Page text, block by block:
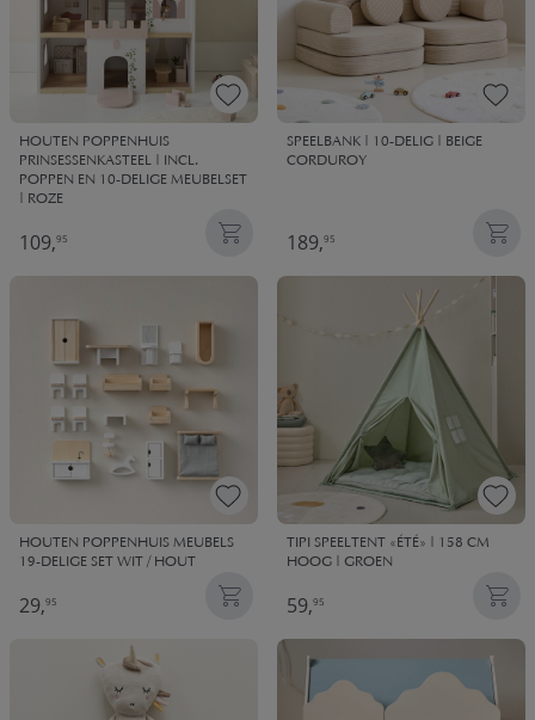
HOUTEN POPPENHUIS
PRINSESSENKASTEEL | INCL.
POPPEN EN 10-DELIGE MEUBELSET
| ROZE
109,95
SPEELBANK | 10-DELIG | BEIGE
CORDUROY
189,95
HOUTEN POPPENHUIS MEUBELS
19-DELIGE SET WIT / HOUT
29,95
TIPI SPEELTENT «ÉTÉ» | 158 CM
HOOG | GROEN
59,95